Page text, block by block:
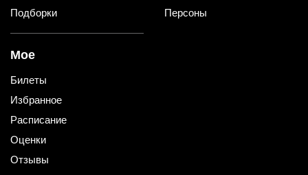
Подборки
Персоны
Мое
Билеты
Избранное
Расписание
Оценки
Отзывы